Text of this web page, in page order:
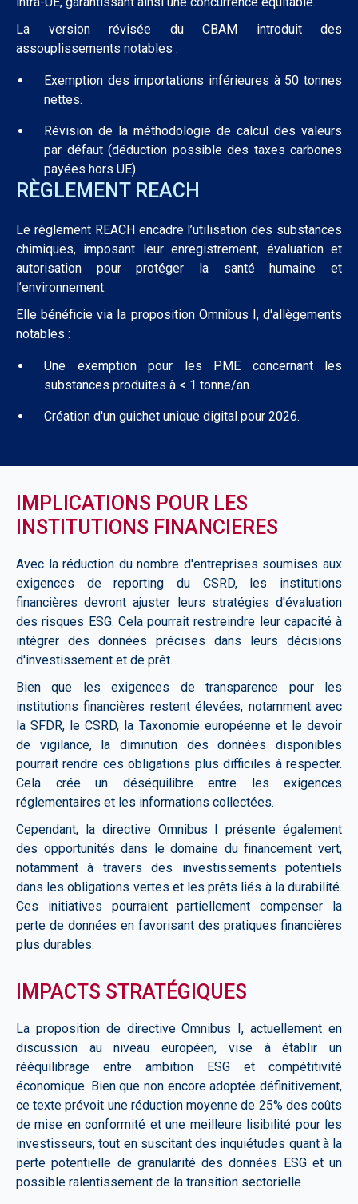
La version révisée du CBAM introduit des
assouplissements notables :
Exemption des importations inférieures à 50 tonnes
nettes.
Révision de la méthodologie de calcul des valeurs
par défaut (déduction possible des taxes carbones
payées hors UE).
RÈGLEMENT REACH
Le règlement REACH encadre l’utilisation des substances
chimiques, imposant leur enregistrement, évaluation et
autorisation pour protéger la santé humaine et
l’environnement.
Elle bénéficie via la proposition Omnibus I, d'allègements
notables :
Une exemption pour les PME concernant les
substances produites à < 1 tonne/an.
Création d'un guichet unique digital pour 2026.
IMPLICATIONS POUR LES
INSTITUTIONS FINANCIERES
Avec la réduction du nombre d'entreprises soumises aux
exigences de reporting du CSRD, les institutions
financières devront ajuster leurs stratégies d'évaluation
des risques ESG. Cela pourrait restreindre leur capacité à
intégrer des données précises dans leurs décisions
d'investissement et de prêt.
Bien que les exigences de transparence pour les
institutions financières restent élevées, notamment avec
la SFDR, le CSRD, la Taxonomie européenne et le devoir
de vigilance, la diminution des données disponibles
pourrait rendre ces obligations plus difficiles à respecter.
Cela crée un déséquilibre entre les exigences
réglementaires et les informations collectées.
Cependant, la directive Omnibus I présente également
des opportunités dans le domaine du financement vert,
notamment à travers des investissements potentiels
dans les obligations vertes et les prêts liés à la durabilité.
Ces initiatives pourraient partiellement compenser la
perte de données en favorisant des pratiques financières
plus durables.
IMPACTS STRATÉGIQUES
La proposition de directive Omnibus I, actuellement en
discussion au niveau européen, vise à établir un
rééquilibrage entre ambition ESG et compétitivité
économique. Bien que non encore adoptée définitivement,
ce texte prévoit une réduction moyenne de 25% des coûts
de mise en conformité et une meilleure lisibilité pour les
investisseurs, tout en suscitant des inquiétudes quant à la
perte potentielle de granularité des données ESG et un
possible ralentissement de la transition sectorielle.